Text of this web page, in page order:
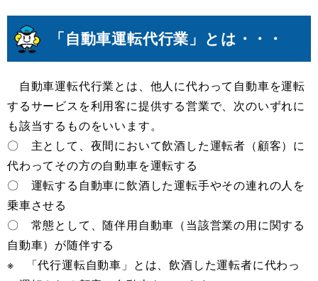
「自動車運転代行業」とは・・・
自動車運転代行業とは、他人に代わって自動車を運転
するサービスを利用客に提供する営業で、次のいずれに
も該当するものをいいます。
〇 主として、夜間において飲酒した運転者（顧客）に
代わってその方の自動車を運転する
〇 運転する自動車に飲酒した運転手やその連れの人を
乗車させる
〇 常態として、随伴用自動車（当該営業の用に関する
自動車）が随伴する
※ 「代行運転自動車」とは、飲酒した運転者に代わっ